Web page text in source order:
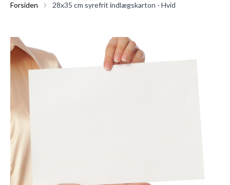
Forsiden 28x35 cm syrefrit indlægskarton - Hvid